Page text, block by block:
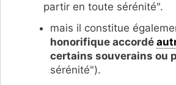
partir en toute sérénité".
mais il constitue
honorifique accordé
certains souverains ou
sérénité").